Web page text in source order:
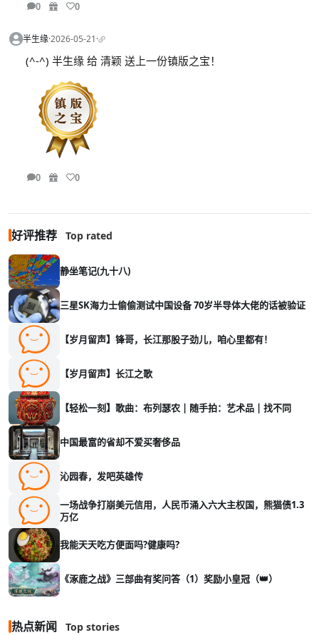
0 0
半生缘·2026-05-21·
(^-^) 半生缘 给 清颖 送上一份镇版之宝！
0 0
好评推荐 Top rated
静坐笔记(九十八)
三星SK海力士偷偷测试中国设备 70岁半导体大佬的话被验证
【岁月留声】锋哥，长江那股子劲儿，咱心里都有！
【岁月留声】长江之歌
【轻松一刻】歌曲：布列瑟农 | 随手拍：艺术品 | 找不同
中国最富的省却不爱买奢侈品
沁园春，发吧英雄传
一场战争打崩美元信用，人民币涌入六大主权国，熊猫债1.3
万亿
我能天天吃方便面吗?健康吗?
《涿鹿之战》三部曲有奖问答（1）奖励小皇冠（👑）
热点新闻 Top stories